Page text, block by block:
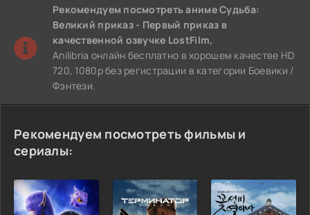
Рекомендуем посмотреть аниме Судьба:
Великий приказ - Первый приказ в
качественной озвучке LostFilm,
Anilibria онлайн бесплатно в хорошем качестве HD
720, 1080p без регистрации в категории Боевики /
Фэнтези.
Рекомендуем посмотреть фильмы и
сериалы: